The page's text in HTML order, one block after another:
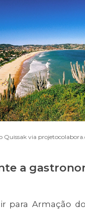
Quissak via
a
para Armação